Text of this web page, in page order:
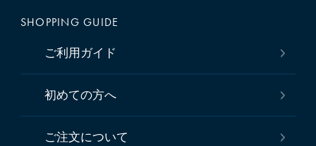
SHOPPING GUIDE
ご利用ガイド
初めての方へ
ご注文について